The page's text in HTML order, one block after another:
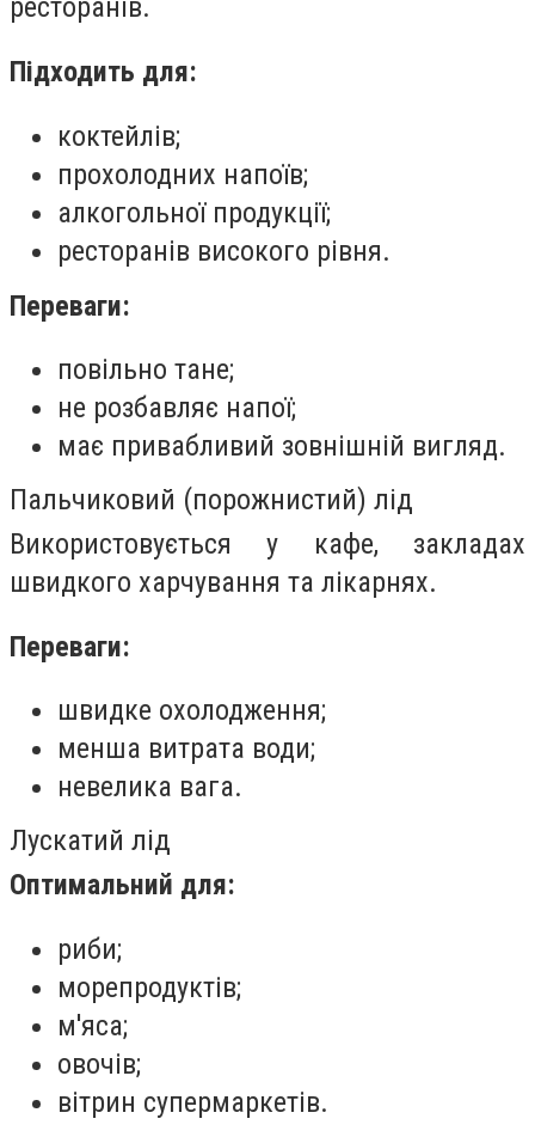
ресторанів.
Підходить для:
коктейлів;
прохолодних напоїв;
алкогольної продукції;
ресторанів високого рівня.
Переваги:
повільно тане;
не розбавляє напої;
має привабливий зовнішній вигляд.
Пальчиковий (порожнистий) лід
Використовується у кафе, закладах
швидкого харчування та лікарнях.
Переваги:
швидке охолодження;
менша витрата води;
невелика вага.
Лускатий лід
Оптимальний для:
риби;
морепродуктів;
м'яса;
овочів;
вітрин супермаркетів.